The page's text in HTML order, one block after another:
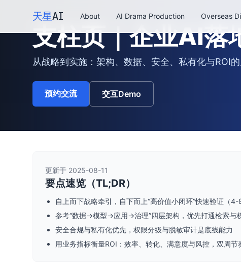
天星AI About AI Drama Production Overseas
支柱页｜企业AI落
从战略到实施：架构、数据、安全、私有化与ROI
预约交流 交互Demo
更新于 2025-08-11
要点速览（TL;DR）
自上而下战略牵引，自下而上“高价值小闭环”快速验证（4-8
参考“数据→模型→应用→治理”四层架构，优先打通检索与
安全合规与私有化优先，权限分级与脱敏审计是底线能力
用业务指标衡量ROI：效率、转化、满意度与风控，双周节